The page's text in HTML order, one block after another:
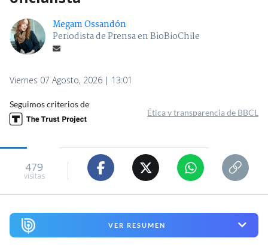
Megam Ossandón
Periodista de Prensa en BioBioChile
Viernes 07 Agosto, 2026 | 13:01
Seguimos criterios de
Ética y transparencia de BBCL
479
visitas
VER RESUMEN